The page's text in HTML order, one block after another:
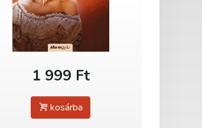
1 999 Ft
kosárba